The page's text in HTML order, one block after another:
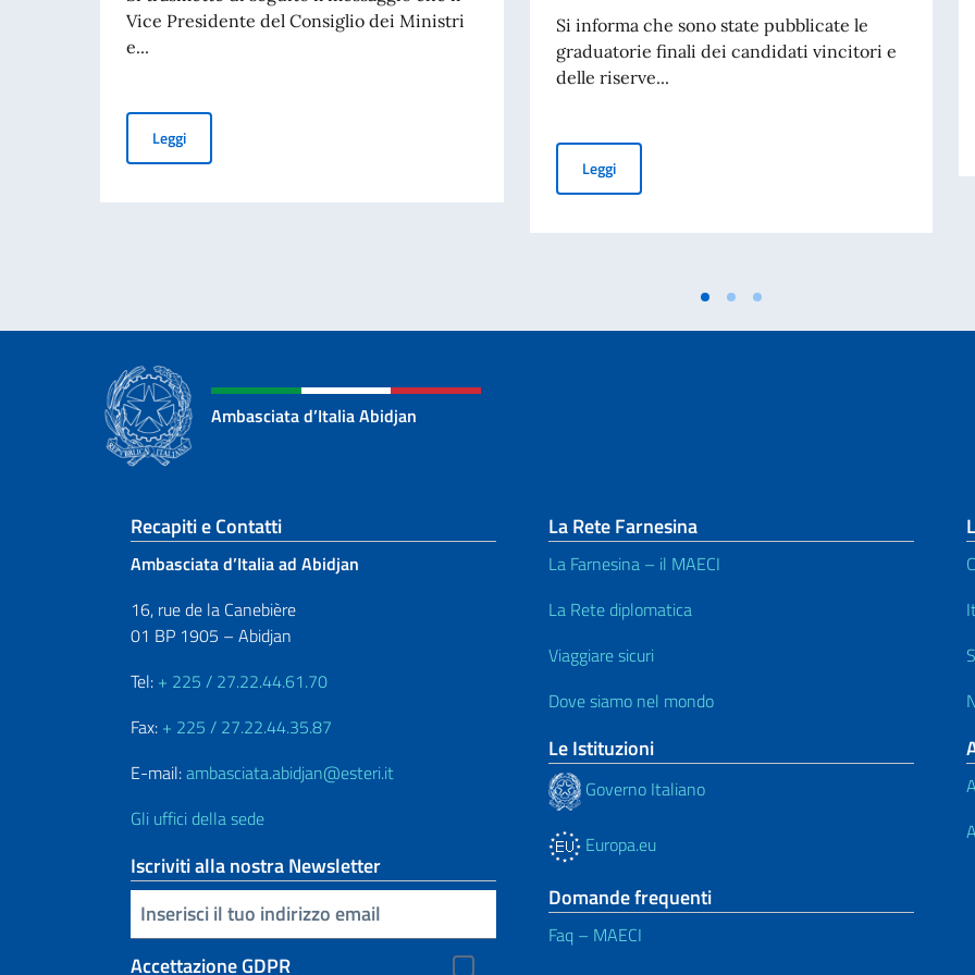
Vice Presidente del Consiglio dei Ministri
e...
LeggiGiornata nazionale del sacrificio del lavoro italiano nel mondo – Messaggio dell’On. Antonio Tajani
Si informa che sono state pubblicate le
graduatorie finali dei candidati vincitori e
delle riserve...
LeggiBorse di studio offerte dal Governo italiano (a.a.
Ambasciata d’Italia Abidjan
Sezione footer
Recapiti e Contatti
Ambasciata d’Italia ad Abidjan
16, rue de la Canebière
01 BP 1905 – Abidjan
Tel: + 225 / 27.22.44.61.70
Fax: + 225 / 27.22.44.35.87
E-mail:ambasciata.abidjan@esteri.it
Gli uffici della sede
Iscriviti alla nostra Newsletter
Inserisci la tua email
Accettazione GDPR
La Rete Farnesina
La Farnesina – il MAECI
La Rete diplomatica
Viaggiare sicuri
Dove siamo nel mondo
Le Istituzioni
Governo Italiano
Europa.eu
Domande frequenti
Faq – MAECI